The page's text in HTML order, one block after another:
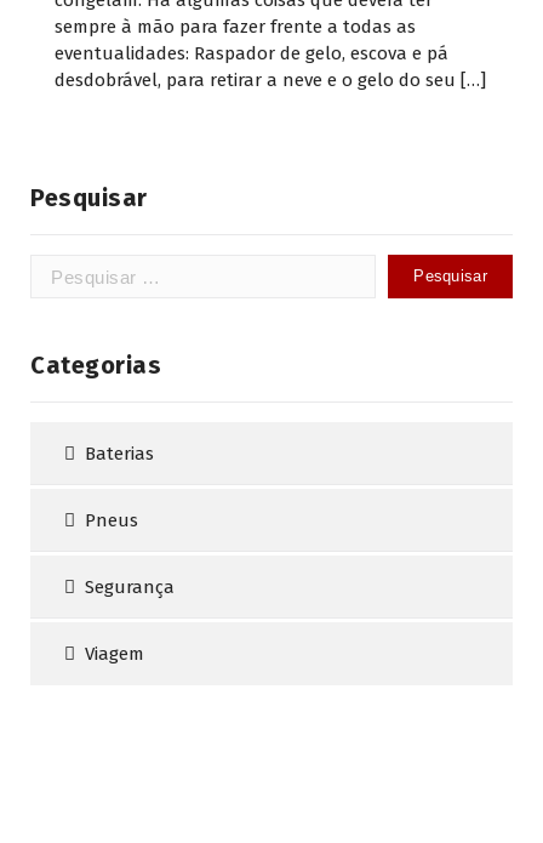
sempre à mão para fazer frente a todas as
eventualidades: Raspador de gelo, escova e pá
desdobrável, para retirar a neve e o gelo do seu […]
Pesquisar
Pesquisar
Categorias
Baterias
Pneus
Segurança
Viagem